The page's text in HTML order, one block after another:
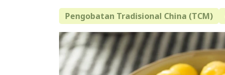
Pengobatan Tradisional China (TCM)